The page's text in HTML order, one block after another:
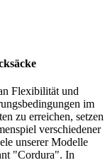
Flexibilität und
im
zu erreichen, setzen
verschiedener
unserer Modelle
"Cordura". In